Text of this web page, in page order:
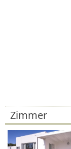
Zimmer